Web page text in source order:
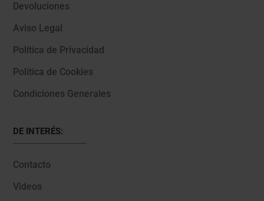
Devoluciones
Aviso Legal
Política de Privacidad
Política de Cookies
Condiciones Generales
DE INTERÉS:
Contacto
Videos